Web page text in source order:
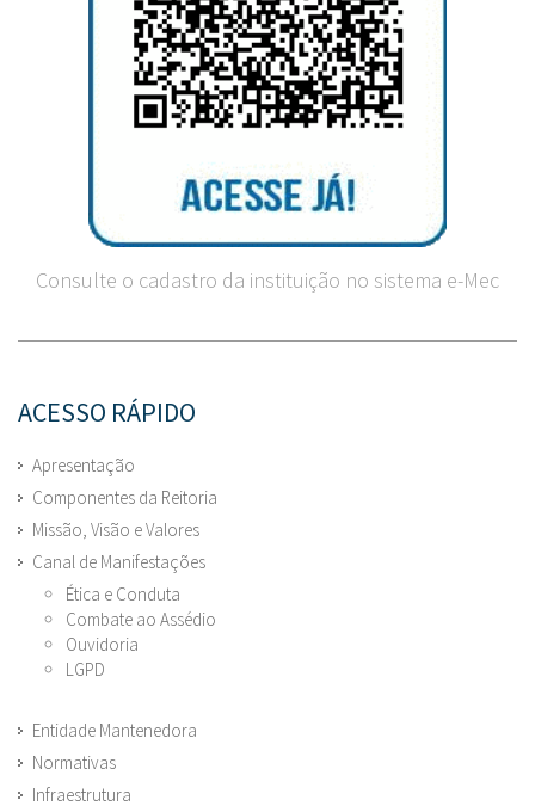
Consulte o cadastro da instituição no sistema e-Mec
ACESSO RÁPIDO
Apresentação
Componentes da Reitoria
Missão, Visão e Valores
Canal de Manifestações
Ética e Conduta
Combate ao Assédio
Ouvidoria
LGPD
Entidade Mantenedora
Normativas
Infraestrutura